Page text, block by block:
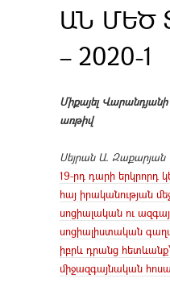
ԱՆ ՄԵԾ
– 2020-1
Միքայել Վարանդյանի
առթիվ
Սեյրան Ա. Զաքարյան
19-րդ դարի երկրորդ
հայ իրականության
սոցիալական ու
սոցիալիստական
իբրև դրանց
միջազգայնական